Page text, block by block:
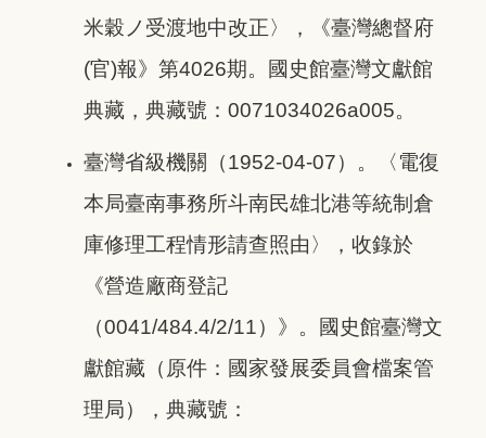
米穀ノ受渡地中改正〉，《臺灣總督府
(官)報》第4026期。國史館臺灣文獻館
典藏，典藏號：0071034026a005。
臺灣省級機關（1952-04-07）。〈電復
本局臺南事務所斗南民雄北港等統制倉
庫修理工程情形請查照由〉，收錄於
《營造廠商登記
（0041/484.4/2/11）》。國史館臺灣文
獻館藏（原件：國家發展委員會檔案管
理局），典藏號：